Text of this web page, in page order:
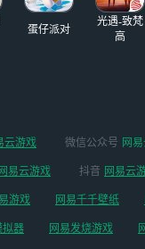
怪物进化
新，让玩
勇士站在
点即玩
坏神
性能的
，即使使
蛋仔派对
光遇-致梵
高
云游戏 微信公众号 网
网易云游戏 抖音 网易云
游戏 网易千千壁纸
拟器 网易发烧游戏